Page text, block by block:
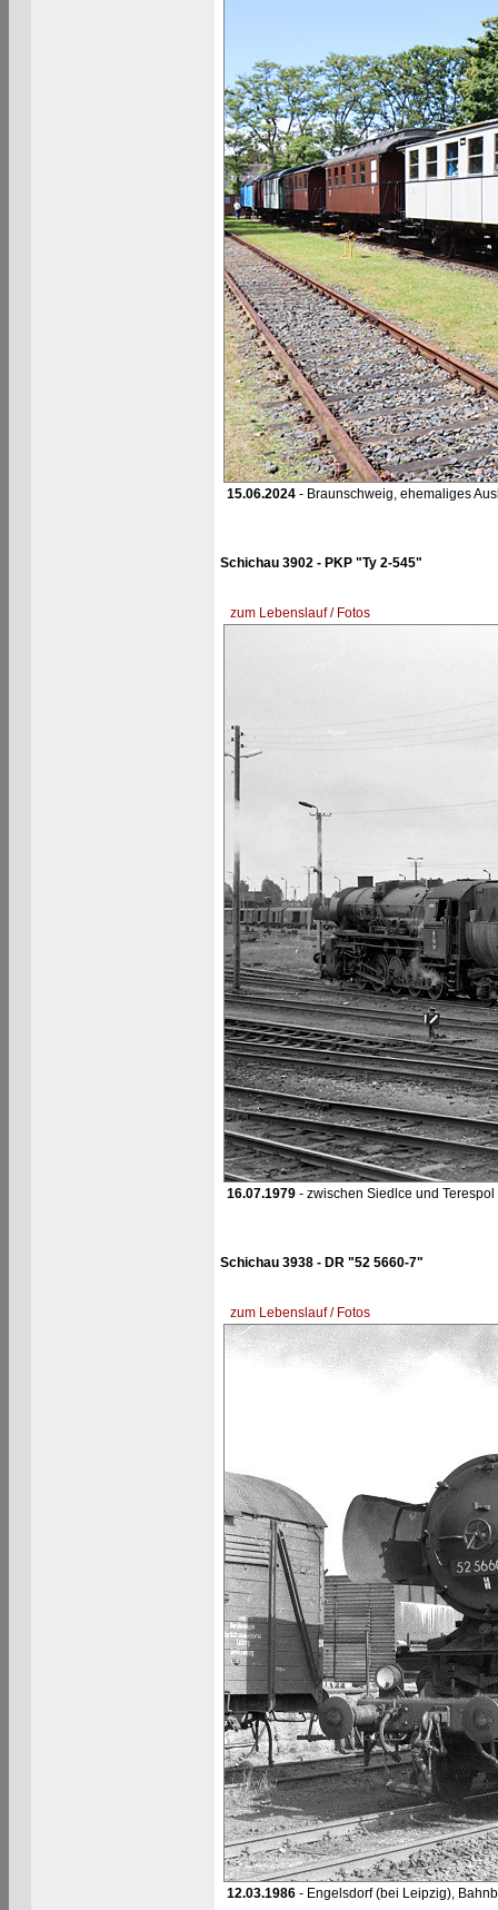
15.06.2024- Braunschweig, ehemaliges
Schichau 3902 - PKP "Ty 2-545"
zum Lebenslauf / Fotos
16.07.1979- zwischen Siedlce und Terespol
Schichau 3938 - DR "52 5660-7"
zum Lebenslauf / Fotos
12.03.1986- Engelsdorf (bei Leipzig),